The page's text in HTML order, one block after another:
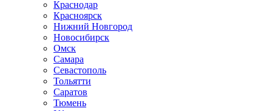
Краснодар
Красноярск
Нижний Новгород
Новосибирск
Омск
Самара
Севастополь
Тольятти
Саратов
Тюмень